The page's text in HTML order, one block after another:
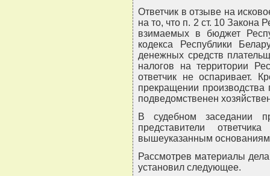
Ответчик в отзыве на
на то, что п. 2 ст. 10 Закона
взимаемых в бюджет
кодекса Республики
денежных средств
налогов на территории
ответчик не оспаривает.
прекращении производства
подведомственен
В судебном заседании
представители
вышеуказанным
Рассмотрев материалы
установил следующее.